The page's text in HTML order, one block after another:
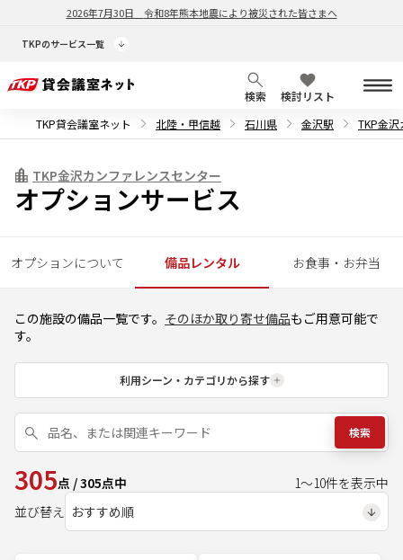
2026年7月30日 令和8年熊本地震により被災された皆さまへ
TKPのサービス一覧
検索
検討リスト
TKP貸会議室ネット
北陸・甲信越 石川県 金沢駅 TKP金
TKP金沢カンファレンスセンター
オプションサービス
オプションについて 備品レンタル お食事・お弁当
この施設の備品一覧です。 そのほか取り寄せ備品もご用意可能で
す。
利用シーン・カテゴリから探す
検索
305点 /305点中 1～10件を表示中
並び替え